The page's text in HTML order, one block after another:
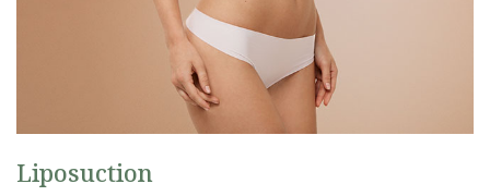
Liposuction